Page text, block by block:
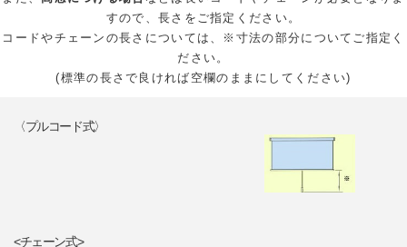
すので、長さをご指定ください。
コードやチェーンの長さについては、※寸法の部分についてご指定く
ださい。
(標準の長さで良ければ空欄のままにしてください)
〈プルコード式〉
<チェーン式>